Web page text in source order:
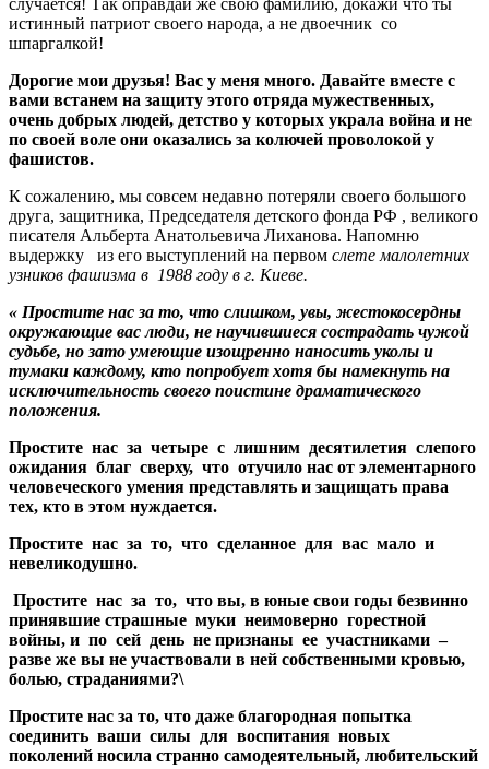
истинный патриот своего народа, а не двоечник со
шпаргалкой!
Дорогие мои друзья! Вас у меня много. Давайте вместе с
вами встанем на защиту этого отряда мужественных,
очень добрых людей, детство у которых украла война и не
по своей воле они оказались за колючей проволокой у
фашистов.
К сожалению, мы совсем недавно потеряли своего большого
друга, защитника, Председателя детского фонда РФ , великого
писателя Альберта Анатольевича Лиханова. Напомню
выдержку из его выступлений на первом слете малолетних
узников фашизма в 1988 году в г. Киеве.
« Простите нас за то, что слишком, увы, жестокосердны
окружающие вас люди, не научившиеся сострадать чужой
судьбе, но зато умеющие изощренно наносить уколы и
тумаки каждому, кто попробует хотя бы намекнуть на
исключительность своего поистине драматического
положения.
Простите нас за четыре с лишним десятилетия слепого
ожидания благ сверху, что отучило нас от элементарного
человеческого умения представлять и защищать права
тех, кто в этом нуждается.
Простите нас за то, что сделанное для вас мало и
невеликодушно.
Простите нас за то, что вы, в юные свои годы безвинно
принявшие страшные муки неимоверно горестной
войны, и по сей день не признаны ее участниками –
разве же вы не участвовали в ней собственными кровью,
болью, страданиями?\
Простите нас за то, что даже благородная попытка
соединить ваши силы для воспитания новых
поколений носила странно самодеятельный, любительский